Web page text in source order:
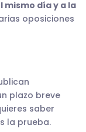
mismo día y a la
oposiciones
plazo breve
saber
la prueba.